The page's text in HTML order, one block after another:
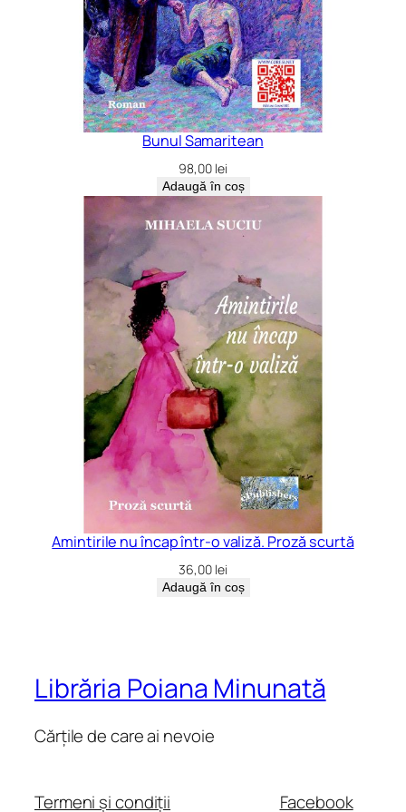
Bunul Samaritean
98,00 lei
Adaugă în coș
Amintirile nu încap într-o valiză. Proză scurtă
36,00 lei
Adaugă în coș
Librăria Poiana Minunată
Cărțile de care ai nevoie
Termeni și condiții Facebook